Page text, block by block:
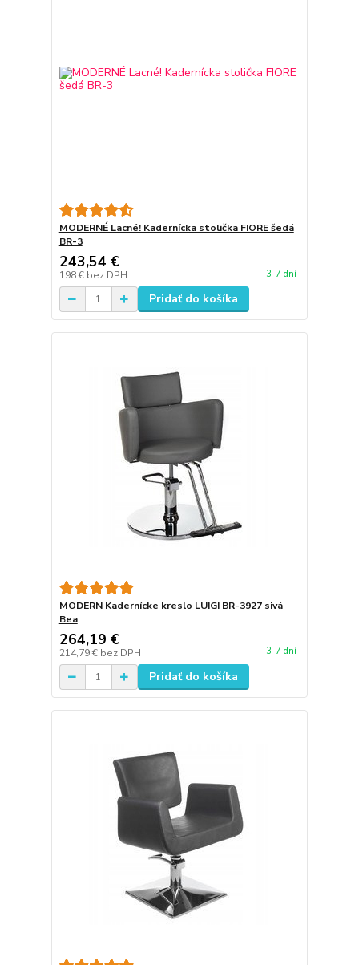
MODERNÉ Lacné! Kadernícka stolička FIORE šedá
BR-3
243,54 €
198 € bez DPH 3-7 dní
Pridať do košíka
MODERN Kadernícke kreslo LUIGI BR-3927 sivá
Bea
264,19 €
214,79 € bez DPH 3-7 dní
Pridať do košíka